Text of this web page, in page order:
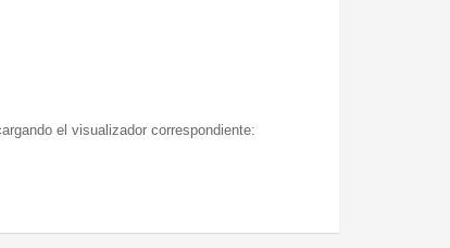
el visualizador correspondiente: